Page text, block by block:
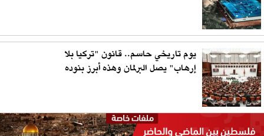
يوم تاريخي حاسم.. قانون "تركيا بلا
إرهاب" يصل البرلمان وهذه أبرز بنوده